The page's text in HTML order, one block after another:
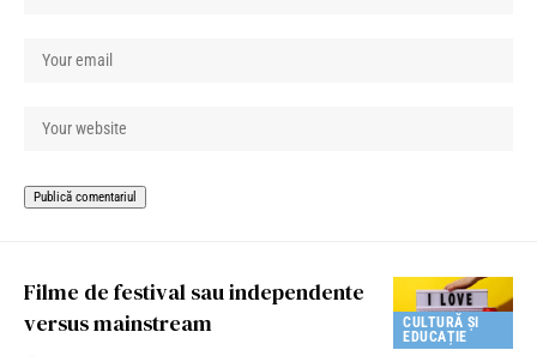
CULTURĂ ȘI
EDUCAȚIE
Filme de festival sau independente
versus mainstream